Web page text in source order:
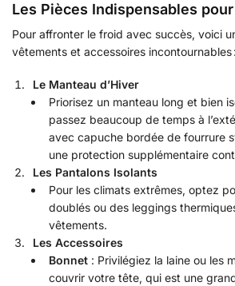
Les Pièces Indispensables pour
Pour affronter le froid avec succès, voici
vêtements et accessoires incontournables :
Le Manteau d’Hiver
Priorisez un manteau long et bien
passez beaucoup de temps à
avec capuche bordée de fourrure
une protection supplémentaire
Les Pantalons Isolants
Pour les climats extrêmes, optez
doublés ou des leggings
vêtements.
Les Accessoires
Bonnet : Privilégiez la laine ou les
couvrir votre tête, qui est une